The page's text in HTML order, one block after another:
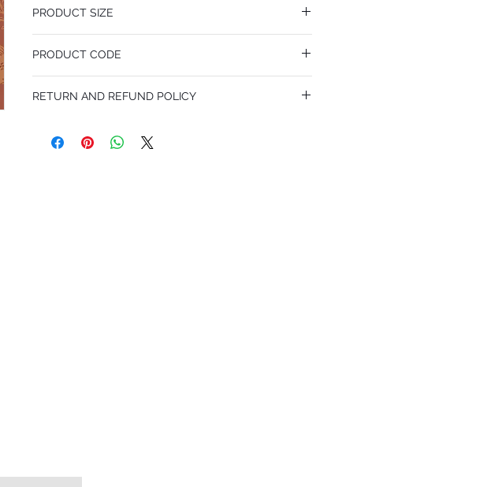
PRODUCT SIZE
Pattern Repeat 53 cm
PRODUCT CODE
RETURN AND REFUND POLICY
customers know what to do in case they are dissatisfied with